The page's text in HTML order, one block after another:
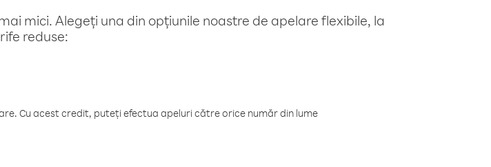
mici. Alegeți una din opțiunile noastre de apelare flexibile, la
reduse:
Cu acest credit, puteți efectua apeluri către orice număr din lume